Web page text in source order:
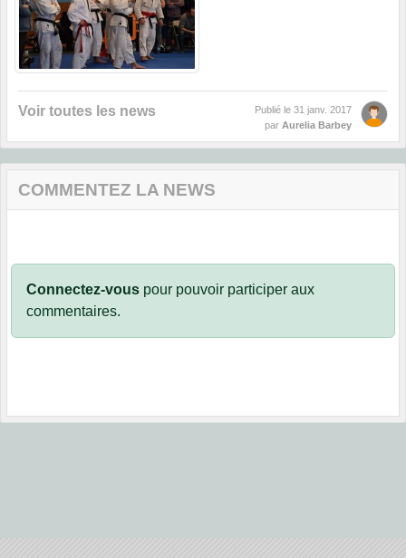
Voir toutes les news Publié le 31 janv. 2017
par Aurelia Barbey
COMMENTEZ LA NEWS
Connectez-vous pour pouvoir participer aux
commentaires.